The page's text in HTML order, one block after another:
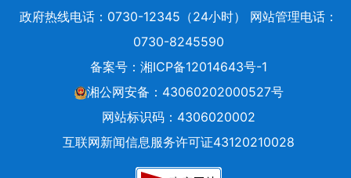
政府热线电话：0730-12345（24小时） 网站管理电话：
0730-8245590
备案号： 湘ICP备12014643号-1
湘公网安备：43060202000527号
网站标识码：4306020002
互联网新闻信息服务许可证43120210028